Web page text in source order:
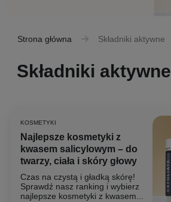
Strona główna Składniki aktywne
Składniki aktywne
KOSMETYKI
Najlepsze kosmetyki z
kwasem salicylowym – do
twarzy, ciała i skóry głowy
Czas na czystą i gładką skórę!
Sprawdź nasz ranking i wybierz
najlepsze kosmetyki z kwasem...